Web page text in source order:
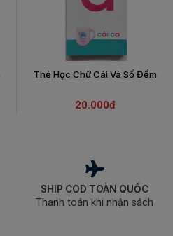
Thẻ Học Chữ Cái Và Số Đếm
20.000đ
SHIP COD TOÀN QUỐC
Thanh toán khi nhận sách